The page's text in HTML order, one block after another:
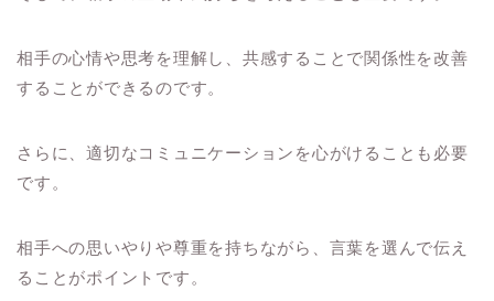
相手の心情や思考を理解し、共感することで関係性を改善
することができるのです。
さらに、適切なコミュニケーションを心がけることも必要
です。
相手への思いやりや尊重を持ちながら、言葉を選んで伝え
ることがポイントです。